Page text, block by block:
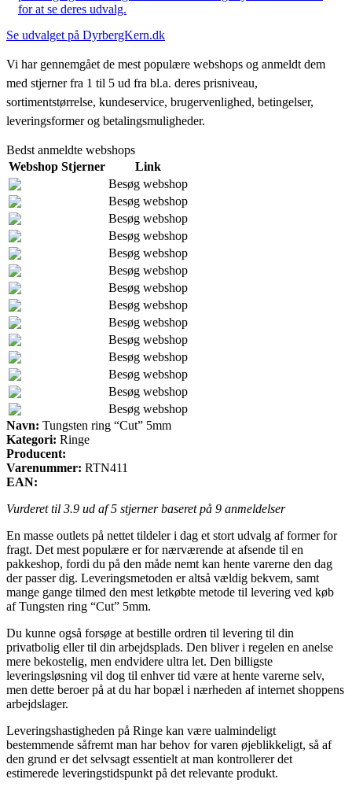
for at se deres udvalg.
Se udvalget på DyrbergKern.dk
Vi har gennemgået de mest populære webshops og anmeldt dem
med stjerner fra 1 til 5 ud fra bl.a. deres prisniveau,
sortimentstørrelse, kundeservice, brugervenlighed, betingelser,
leveringsformer og betalingsmuligheder.
Bedst anmeldte webshops
Webshop Stjerner
Link
Besøg webshop
Besøg webshop
Besøg webshop
Besøg webshop
Besøg webshop
Besøg webshop
Besøg webshop
Besøg webshop
Besøg webshop
Besøg webshop
Besøg webshop
Besøg webshop
Besøg webshop
Besøg webshop
Navn: Tungsten ring “Cut” 5mm
Kategori: Ringe
Producent:
Varenummer: RTN411
EAN:
Vurderet til 3.9 ud af 5 stjerner baseret på 9 anmeldelser
En masse outlets på nettet tildeler i dag et stort udvalg af former for
fragt. Det mest populære er for nærværende at afsende til en
pakkeshop, fordi du på den måde nemt kan hente varerne den dag
der passer dig. Leveringsmetoden er altså vældig bekvem, samt
mange gange tilmed den mest letkøbte metode til levering ved køb
af Tungsten ring “Cut” 5mm.
Du kunne også forsøge at bestille ordren til levering til din
privatbolig eller til din arbejdsplads. Den bliver i regelen en anelse
mere bekostelig, men endvidere ultra let. Den billigste
leveringsløsning vil dog til enhver tid være at hente varerne selv,
men dette beroer på at du har bopæl i nærheden af internet shoppens
arbejdslager.
Leveringshastigheden på Ringe kan være ualmindeligt
bestemmende såfremt man har behov for varen øjeblikkeligt, så af
den grund er det selvsagt essentielt at man kontrollerer det
estimerede leveringstidspunkt på det relevante produkt.